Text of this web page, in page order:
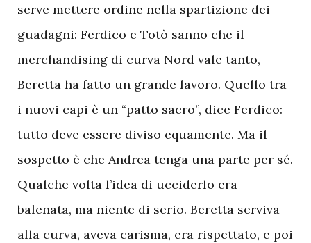
serve mettere ordine nella spartizione dei
guadagni: Ferdico e Totò sanno che il
merchandising di curva Nord vale tanto,
Beretta ha fatto un grande lavoro. Quello tra
i nuovi capi è un “patto sacro”, dice Ferdico:
tutto deve essere diviso equamente. Ma il
sospetto è che Andrea tenga una parte per sé.
Qualche volta l’idea di ucciderlo era
balenata, ma niente di serio. Beretta serviva
alla curva, aveva carisma, era rispettato, e poi